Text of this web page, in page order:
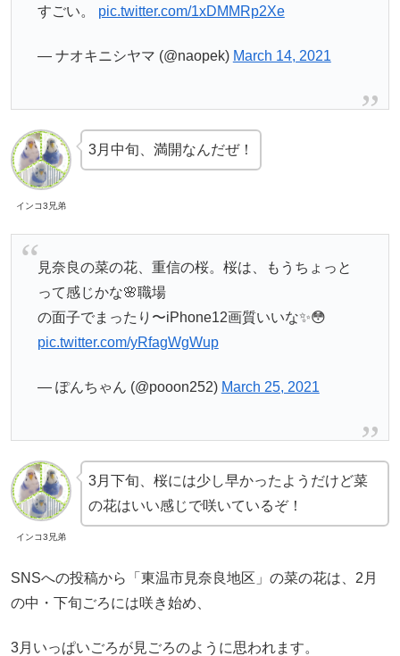
すごい。 pic.twitter.com/1xDMMRp2Xe
— ナオキニシヤマ (@naopek) March 14, 2021
インコ3兄弟
3月中旬、満開なんだぜ！
見奈良の菜の花、重信の桜。桜は、もうちょっと
って感じかな🌸職場
の面子でまったり〜iPhone12画質いいな✨😳
pic.twitter.com/yRfagWgWup
— ぽんちゃん (@pooon252) March 25, 2021
インコ3兄弟
3月下旬、桜には少し早かったようだけど菜
の花はいい感じで咲いているぞ！
SNSへの投稿から「東温市見奈良地区」の菜の花は、2月
の中・下旬ごろには咲き始め、
3月いっぱいごろが見ごろのように思われます。